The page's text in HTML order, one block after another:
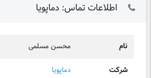
اطلاعات تماس: دماپویا
نام محسن مسلمی
شرکت دماپویا